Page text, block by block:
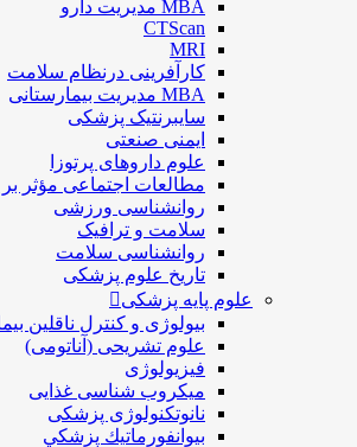
MBA مدیریت دارو
CTScan
MRI
کارآفرینی درنظام سلامت
MBA مدیریت بیمارستانی
سایبرنتیک پزشکی
ایمنی صنعتی
علوم داروهای پرتوزا
مطالعات اجتماعی مؤثر
روانشناسی ورزشی
سلامت و ترافیک
روانشناسی سلامت
تاریخ علوم پزشکی
علوم پایه پزشکی
بیولوژی و کنترل ناقلین
علوم تشریحی (آناتومی)
فیزیولوژی
ميكروب شناسی غذایی
نانوتکنولوژی پزشکی
بيوانفورماتيك پزشكي